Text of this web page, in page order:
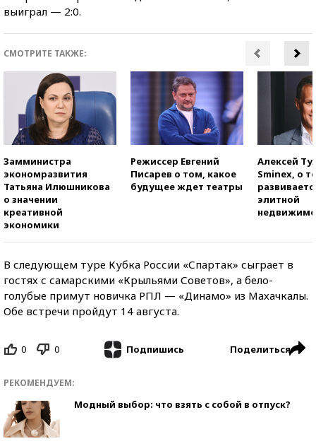
выиграл — 2:0.
СМОТРИТЕ ТАКЖЕ:
Замминистра
экономразвития
Татьяна Илюшникова
о значении
креативной
экономики
Режиссер Евгений
Писарев о том, какое
будущее ждет театры
Алексей
Sminex, о
элитной
В следующем туре Кубка России «Спартак» сыграет в
гостях с самарскими «Крыльями Советов», а бело-
голубые примут новичка РПЛ — «Динамо» из Махачкалы.
Обе встречи пройдут 14 августа.
0 0 Подпишись Поделиться
РЕКОМЕНДУЕМ:
Модный выбор: что взять с собой в отпуск?